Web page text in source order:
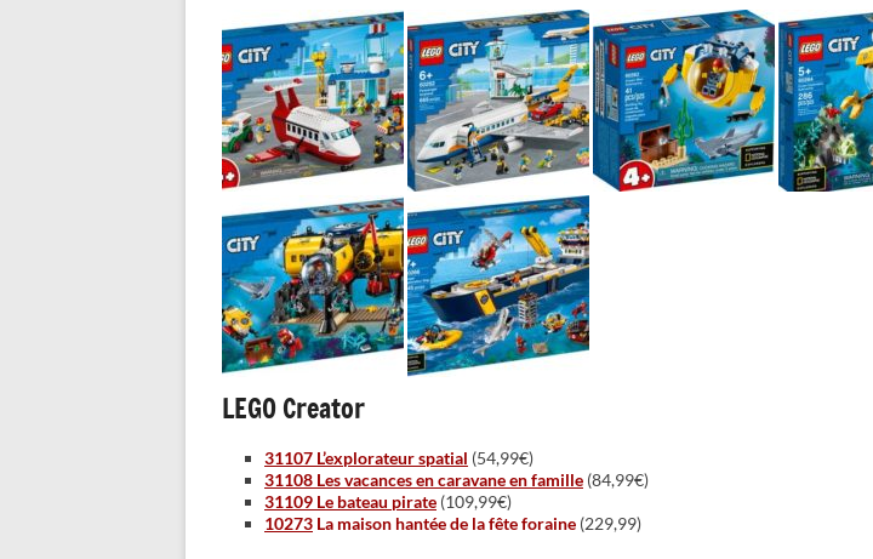
LEGO Creator
31107 L’explorateur spatial (54,99€)
31108 Les vacances en caravane en famille (84,99€)
31109 Le bateau pirate (109,99€)
10273 La maison hantée de la fête foraine (229,99)